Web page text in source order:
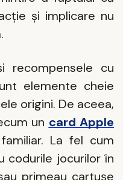
și implicare nu
recompensele cu
elemente cheie
origini. De aceea,
un card Apple
La fel cum
codurile jocurilor în
primeau cartușe